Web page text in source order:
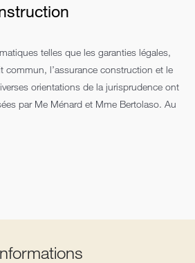
telles que les garanties légales,
commun, l’assurance construction et le
orientations de la jurisprudence ont
par Me Ménard et Mme Bertolaso. Au